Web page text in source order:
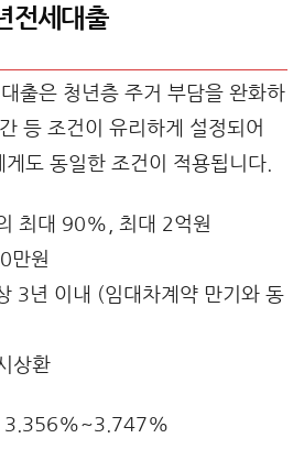
전세대출
출은 청년층 주거 부담을 완화하
등 조건이 유리하게 설정되어
도 동일한 조건이 적용됩니다.
최대 90%, 최대 2억원
만원
3년 이내 (임대차계약 만기와 동
상환
3.356%~3.747%